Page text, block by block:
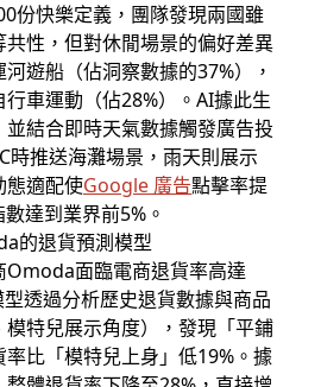
份快樂定義，團隊發現兩國雖
性，但對休閒場景的偏好差異
遊船（佔洞察數據的37%），
車運動（佔28%）。AI據此生
結合即時天氣數據觸發廣告投
推送海灘場景，雨天則展示
態適配使Google 廣告點擊率提
達到業界前5%。
的退貨預測模型
Omoda面臨電商退貨率高達
透過分析歷史退貨數據與商品
特兒展示角度），發現「平鋪
比「模特兒上身」低19%。據